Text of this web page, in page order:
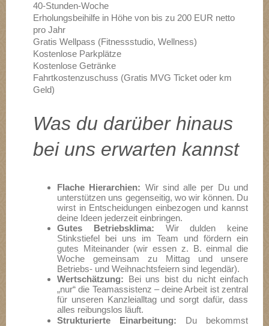
40-Stunden-Woche
Erholungsbeihilfe in Höhe von bis zu 200 EUR netto
pro Jahr
Gratis Wellpass (Fitnessstudio, Wellness)
Kostenlose Parkplätze
Kostenlose Getränke
Fahrtkostenzuschuss (Gratis MVG Ticket oder km
Geld)
Was du darüber hinaus
bei uns erwarten kannst
Flache Hierarchien: Wir sind alle per Du und
unterstützen uns gegenseitig, wo wir können. Du
wirst in Entscheidungen einbezogen und kannst
deine Ideen jederzeit einbringen.
Gutes Betriebsklima: Wir dulden keine
Stinkstiefel bei uns im Team und fördern ein
gutes Miteinander (wir essen z. B. einmal die
Woche gemeinsam zu Mittag und unsere
Betriebs- und Weihnachtsfeiern sind legendär).
Wertschätzung: Bei uns bist du nicht einfach
„nur“ die Teamassistenz – deine Arbeit ist zentral
für unseren Kanzleialltag und sorgt dafür, dass
alles reibungslos läuft.
Strukturierte Einarbeitung: Du bekommst